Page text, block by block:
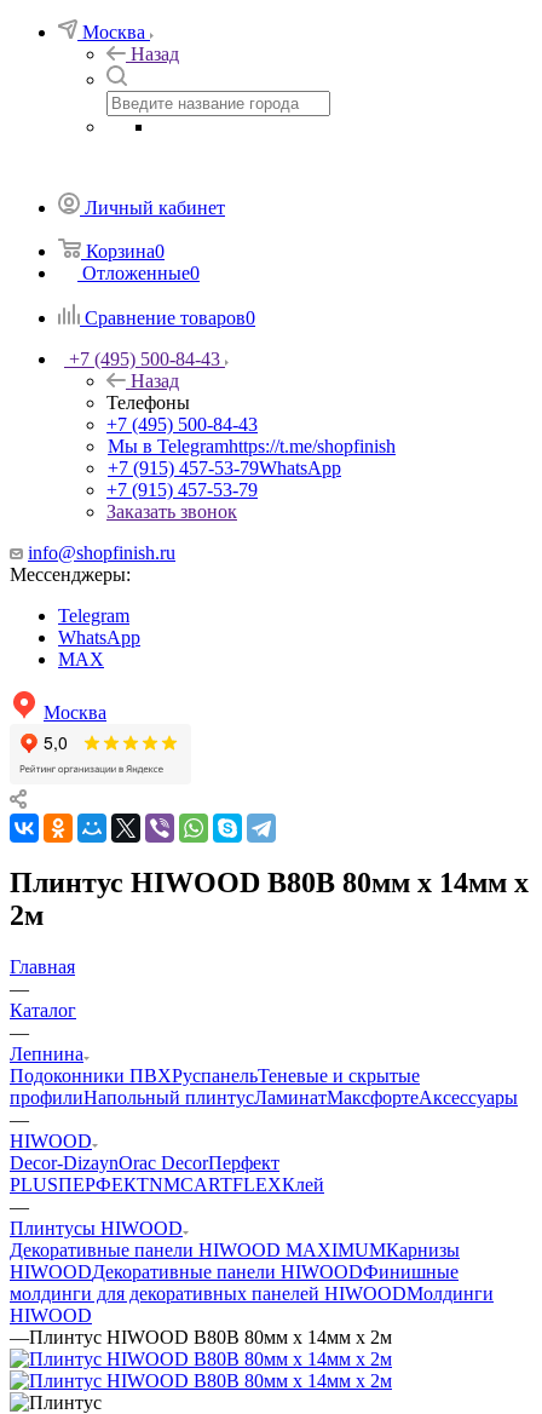
Москва
Назад
Личный кабинет
Корзина0
Отложенные0
Сравнение товаров0
+7 (495) 500-84-43
Назад
Телефоны
+7 (495) 500-84-43
Мы в Telegramhttps://t.me/shopfinish
+7 (915) 457-53-79WhatsApp
+7 (915) 457-53-79
Заказать звонок
info@shopfinish.ru
Мессенджеры:
Telegram
WhatsApp
MAX
Москва
Плинтус HIWOOD B80B 80мм х 14мм х
2м
Главная
—
Каталог
—
Лепнина
Подоконники ПВХРуспанельТеневые и скрытые
профилиНапольный плинтусЛаминатМаксфортеАксессуары
—
HIWOOD
Decor-DizaynOrac DecorПерфект
PLUSПЕРФЕКТNMCARTFLEXКлей
—
Плинтусы HIWOOD
Декоративные панели HIWOOD MAXIMUMКарнизы
HIWOODДекоративные панели HIWOODФинишные
молдинги для декоративных панелей HIWOODМолдинги
HIWOOD
—Плинтус HIWOOD B80B 80мм х 14мм х 2м